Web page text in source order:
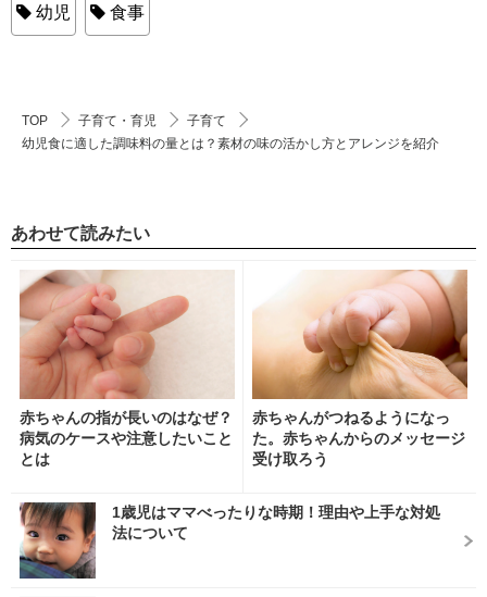
幼児 食事
TOP 子育て・育児
子育て
幼児食に適した調味料の量とは？素材の味の活かし方とアレンジを紹介
あわせて読みたい
赤ちゃんの指が長いのはなぜ？
病気のケースや注意したいこと
とは
赤ちゃんがつねるようになっ
た。赤ちゃんからのメッセージ
受け取ろう
1歳児はママべったりな時期！理由や上手な対処
法について